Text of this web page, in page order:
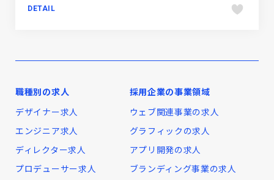
DETAIL
職種別の求人
デザイナー求人
エンジニア求人
ディレクター求人
プロデューサー求人
採用企業の事業領域
ウェブ関連事業の求人
グラフィックの求人
アプリ開発の求人
ブランディング事業の求人